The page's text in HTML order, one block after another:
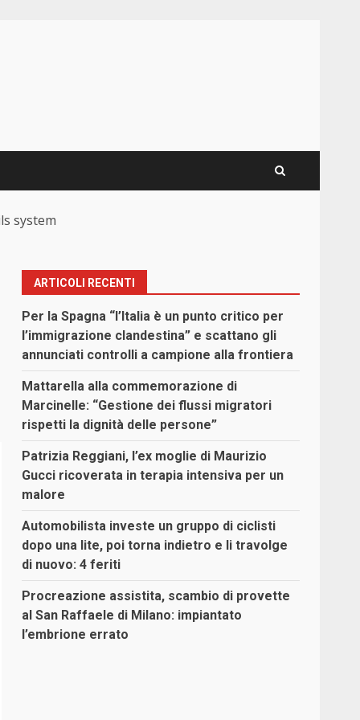
system
ARTICOLI RECENTI
Per la Spagna “l’Italia è un punto critico per
l’immigrazione clandestina” e scattano gli
annunciati controlli a campione alla frontiera
Mattarella alla commemorazione di
Marcinelle: “Gestione dei flussi migratori
rispetti la dignità delle persone”
Patrizia Reggiani, l’ex moglie di Maurizio
Gucci ricoverata in terapia intensiva per un
malore
Automobilista investe un gruppo di ciclisti
dopo una lite, poi torna indietro e li travolge
di nuovo: 4 feriti
Procreazione assistita, scambio di provette
al San Raffaele di Milano: impiantato
l’embrione errato